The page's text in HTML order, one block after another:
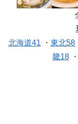
北海道41 ・ 東北58
畿18・